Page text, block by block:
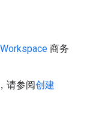
商务
请参阅创建